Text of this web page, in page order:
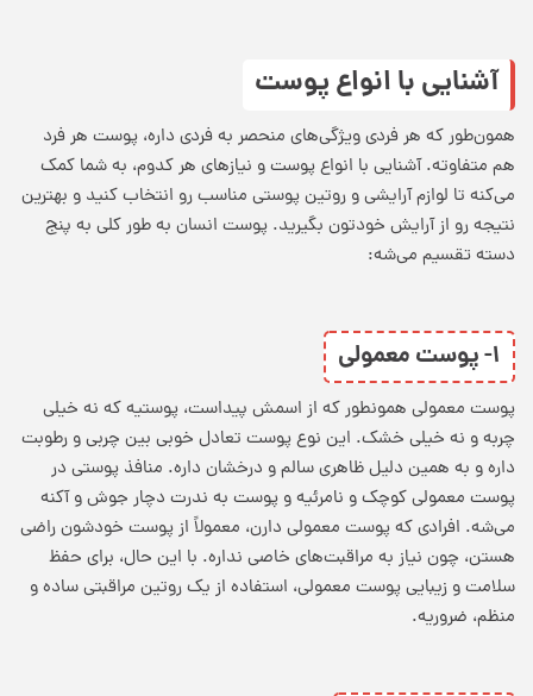
آشنایی با انواع پوست
همون‌طور که هر فردی ویژگی‌های منحصر به فردی داره، پوست هر فرد
هم متفاوته. آشنایی با انواع پوستو نیازهای هر کدوم، به شما کمک
می‌کنه تا لوازم آرایشیو روتین پوستی مناسب رو انتخاب کنید و بهترین
نتیجه رو از آرایش خودتون بگیرید. پوست انسان به طور کلی به پنج
دسته تقسیم می‌شه:
۱- پوست معمولی
پوست معمولی همونطور که از اسمش پیداست، پوستیه که نه خیلی
چربه و نه خیلی خشک. این نوع پوست تعادل خوبی بین چربی و رطوبت
داره و به همین دلیل ظاهری سالم و درخشان داره. منافذ پوستی در
پوست معمولی کوچک و نامرئیه و پوست به ندرت دچار جوش و آکنه
می‌شه. افرادی که پوست معمولی دارن، معمولاً از پوست خودشون راضی
هستن، چون نیاز به مراقبت‌های خاصی نداره. با این حال، برای حفظ
سلامت و زیبایی پوست معمولی، استفاده از یک روتین مراقبتی ساده و
منظم، ضروریه.